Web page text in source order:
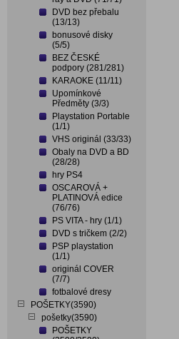
DVD bez přebalu
(13/13)
bonusové disky
(5/5)
BEZ ČESKÉ
podpory (281/281)
KARAOKE (11/11)
Upomínkové
Předměty (3/3)
Playstation Portable
(1/1)
VHS originál (33/33)
Obaly na DVD a BD
(28/28)
hry PS4
OSCAROVÁ +
PLATINOVÁ edice
(76/76)
PS VITA - hry (1/1)
DVD s tričkem (2/2)
PSP playstation
(1/1)
originál COVER
(7/7)
fotbalové dresy
POŠETKY(3590)
pošetky(3590)
POŠETKY